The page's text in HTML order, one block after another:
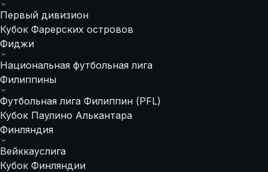
Первый дивизион
Кубок Фарерских островов
Фиджи
Национальная футбольная лига
Филиппины
Футбольная лига Филиппин (PFL)
Кубок Паулино Алькантара
Финляндия
Вейккауслига
Кубок Финляндии